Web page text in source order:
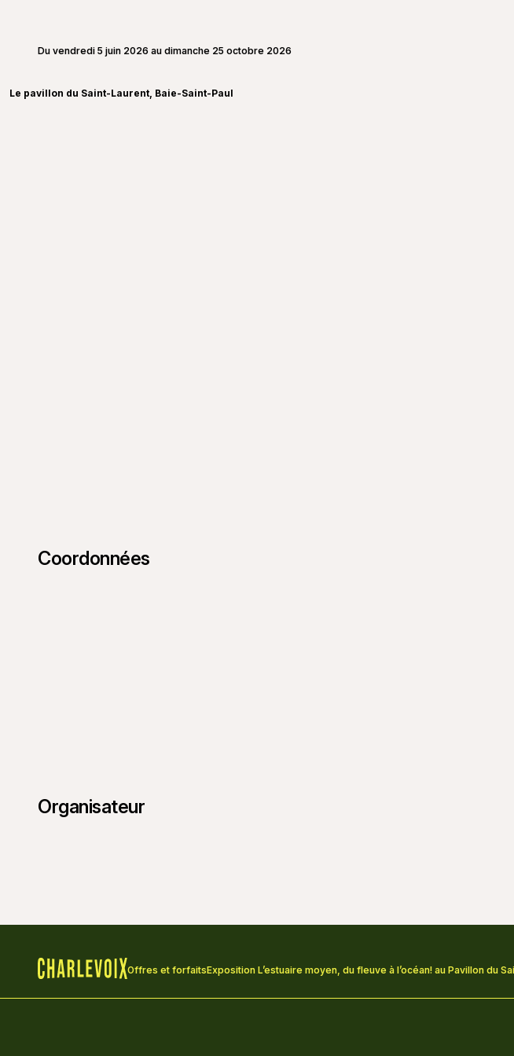
Du vendredi 5 juin 2026 au dimanche 25 octobre 2026
Le pavillon du Saint-Laurent, Baie-Saint-Paul
Coordonnées
Organisateur
Offres et forfaitsExposition L’estuaire moyen, du fleuve à l’océan! au Pavillon du